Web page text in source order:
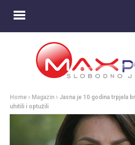
Home Magazin
Jasna je 10 godina trpjela
uhitili i optužili